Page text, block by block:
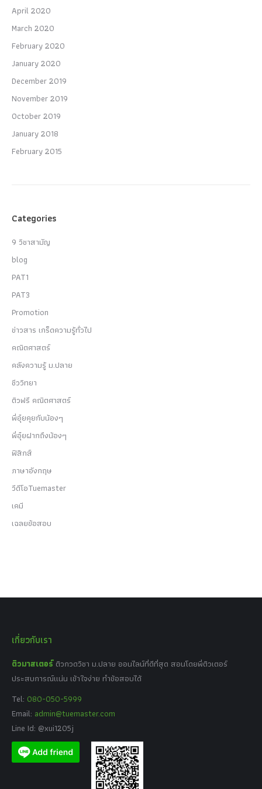
April 2020
March 2020
February 2020
January 2020
December 2019
November 2019
October 2019
January 2018
February 2015
Categories
9 วิชาสามัญ
blog
PAT1
PAT3
Promotion
ข่าวสาร เกร็ดความรู้ทั่วไป
คณิตศาสตร์
คลังความรู้ ม.ปลาย
ชีววิทยา
ติวฟรี คณิตศาสตร์
พี่อุ๋ยคุยกับน้องๆ
พี่อุ๋ยฝากถึงน้องๆ
ฟิสิกส์
ภาษาอังกฤษ
วีดีโอTuemaster
เคมี
เฉลยข้อสอบ
เกี่ยวกับเรา
ติวมาสเตอร์ ติวกวดวิชา ม.ปลาย ออนไลน์ที่ดีที่สุด สอนโดยพี่ติวเตอร์
ประสบการณ์แน่น เข้าใจง่าย ทำข้อสอบได้
Tel: 080-050-5999
Email: admin@tuemaster.com
Line Id: @xui1205j